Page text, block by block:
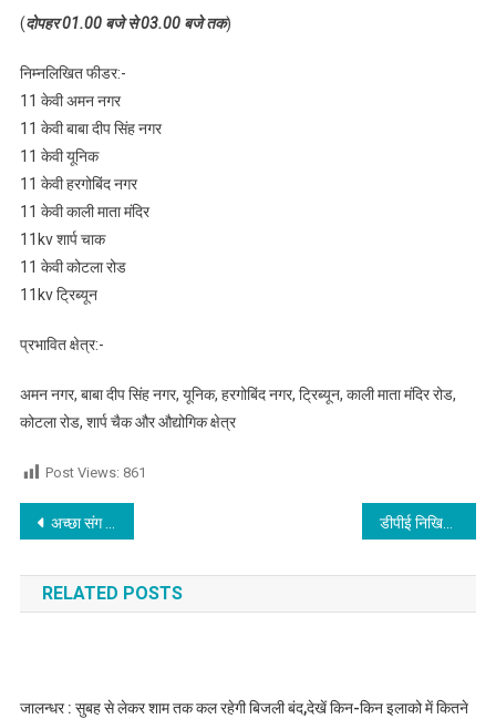
(दोपहर 01.00 बजे से 03.00 बजे तक)
निम्नलिखित फीडर:-
11 केवी अमन नगर
11 केवी बाबा दीप सिंह नगर
11 केवी यूनिक
11 केवी हरगोबिंद नगर
11 केवी काली माता मंदिर
11kv शार्प चाक
11 केवी कोटला रोड
11kv ट्रिब्यून
प्रभावित क्षेत्र:-
अमन नगर, बाबा दीप सिंह नगर, यूनिक, हरगोबिंद नगर, ट्रिब्यून, काली माता मंदिर रोड,
कोटला रोड, शार्प चैक और औद्योगिक क्षेत्र
Post Views: 861
Post navigation
अच्छा संग और सदग्रन्थों का अध्ययन आपके चरित्र को उज्जवल कर देगा-नवजीत भारद्वाज डीपीई निखिल हंस को गणतंत्र दिवस पर किया सम्मानित
RELATED POSTS
जालन्धर : सुबह से लेकर शाम तक कल रहेगी बिजली बंद,देखें किन-किन इलाको में कितने